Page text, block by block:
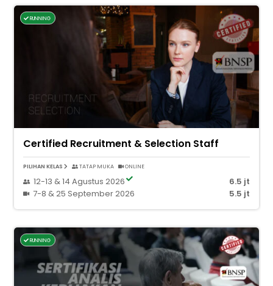
RUNNING
Certified Recruitment & Selection Staff
PILIHAN KELAS TATAP MUKA ONLINE
12-13 & 14 Agustus 2026
6.5 jt
7-8 & 25 September 2026
5.5 jt
RUNNING